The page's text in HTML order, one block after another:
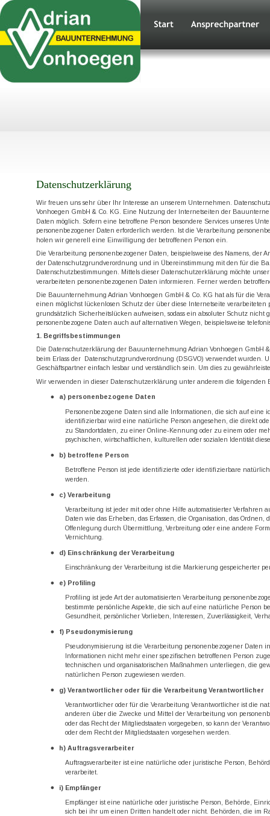
Datenschutzerklärung
Wir freuen uns sehr über Ihr Interesse an unserem Unternehmen.
Vonhoegen GmbH & Co. KG. Eine Nutzung der Internetseiten der
Daten möglich. Sofern eine betroffene Person besondere Services unseres
personenbezogener Daten erforderlich werden. Ist die Verarbeitung
holen wir generell eine Einwilligung der betroffenen Person ein.
Die Verarbeitung personenbezogener Daten, beispielsweise des Namens,
der Datenschutzgrundverordnung und in Übereinstimmung mit den für die
Datenschutzbestimmungen. Mittels dieser Datenschutzerklärung möchte
verarbeiteten personenbezogenen Daten informieren. Ferner werden
Die Bauunternehmung Adrian Vonhoegen GmbH & Co. KG hat als für die
einen möglichst lückenlosen Schutz der über diese Internetseite
grundsätzlich Sicherheitslücken aufweisen, sodass ein absoluter Schutz
personenbezogene Daten auch auf alternativen Wegen, beispielsweise
1. Begriffsbestimmungen
Die Datenschutzerklärung der Bauunternehmung Adrian Vonhoegen
beim Erlass der  Datenschutzgrundverordnung (DSGVO) verwendet
Geschäftspartner einfach lesbar und verständlich sein. Um dies zu
Wir verwenden in dieser Datenschutzerklärung unter anderem die folgenden
a) personenbezogene Daten
Personenbezogene Daten sind alle Informationen, die sich auf
identifizierbar wird eine natürliche Person angesehen, die direkt
zu Standortdaten, zu einer Online-Kennung oder zu einem oder
psychischen, wirtschaftlichen, kulturellen oder sozialen Identität
b) betroffene Person
Betroffene Person ist jede identifizierte oder identifizierbare
werden.
c) Verarbeitung
Verarbeitung ist jeder mit oder ohne Hilfe automatisierter Verfahren
Daten wie das Erheben, das Erfassen, die Organisation, das
Offenlegung durch Übermittlung, Verbreitung oder eine andere
Vernichtung.
d) Einschränkung der Verarbeitung
Einschränkung der Verarbeitung ist die Markierung gespeicherter
e) Profiling
Profiling ist jede Art der automatisierten Verarbeitung
bestimmte persönliche Aspekte, die sich auf eine natürliche Person
Gesundheit, persönlicher Vorlieben, Interessen, Zuverlässigkeit,
f) Pseudonymisierung
Pseudonymisierung ist die Verarbeitung personenbezogener
Informationen nicht mehr einer spezifischen betroffenen Person
technischen und organisatorischen Maßnahmen unterliegen, die
natürlichen Person zugewiesen werden.
g) Verantwortlicher oder für die Verarbeitung Verantwortlicher
Verantwortlicher oder für die Verarbeitung Verantwortlicher ist die
anderen über die Zwecke und Mittel der Verarbeitung von
oder das Recht der Mitgliedstaaten vorgegeben, so kann der
oder dem Recht der Mitgliedstaaten vorgesehen werden.
h) Auftragsverarbeiter
Auftragsverarbeiter ist eine natürliche oder juristische Person,
verarbeitet.
i) Empfänger
Empfänger ist eine natürliche oder juristische Person, Behörde,
sich bei ihr um einen Dritten handelt oder nicht. Behörden, die im